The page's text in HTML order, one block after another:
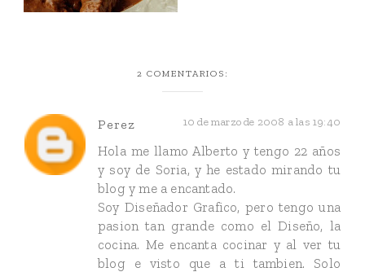
2 COMENTARIOS:
Perez 10 de marzo de 2008 a las 19:40
Hola me llamo Alberto y tengo 22 años
y soy de Soria, y he estado mirando tu
blog y me a encantado.
Soy Diseñador Grafico, pero tengo una
pasion tan grande como el Diseño, la
cocina. Me encanta cocinar y al ver tu
blog e visto que a ti tambien. Solo